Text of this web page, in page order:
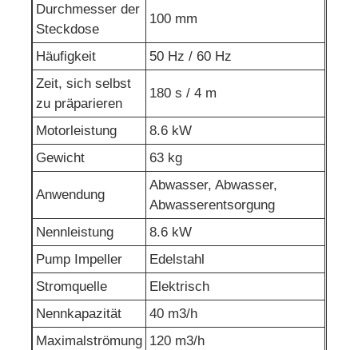
Generatorwartung
Schweißgeneratorsatz
Dieselmotor des Generators
Abwasserpumpe
Durchmesser der
Steckdose
100 mm
Häufigkeit
50 Hz / 60 Hz
Zeit, sich selbst
zu präparieren
180 s / 4 m
Motorleistung
8.6 kW
Gewicht
63 kg
Anwendung
Abwasser, Abwasser,
Abwasserentsorgung
Nennleistung
8.6 kW
Pump Impeller
Edelstahl
Stromquelle
Elektrisch
Nennkapazität
40 m3/h
Maximalströmung 120 m3/h